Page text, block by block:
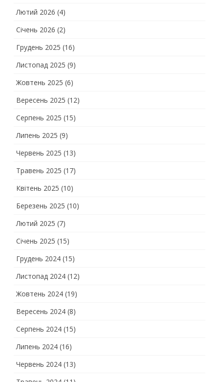
Лютий 2026 (4)
Січень 2026 (2)
Грудень 2025 (16)
Листопад 2025 (9)
Жовтень 2025 (6)
Вересень 2025 (12)
Серпень 2025 (15)
Липень 2025 (9)
Червень 2025 (13)
Травень 2025 (17)
Квітень 2025 (10)
Березень 2025 (10)
Лютий 2025 (7)
Січень 2025 (15)
Грудень 2024 (15)
Листопад 2024 (12)
Жовтень 2024 (19)
Вересень 2024 (8)
Серпень 2024 (15)
Липень 2024 (16)
Червень 2024 (13)